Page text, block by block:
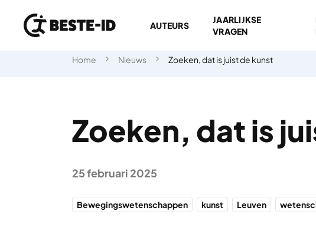
Ga naar inhoud
AUTEURS
JAARLIJKSE
VRAGEN
Home Nieuws Zoeken, dat is juist de kunst
Zoeken, dat is
25 februari 2025
Bewegingswetenschappen kunst Leuven